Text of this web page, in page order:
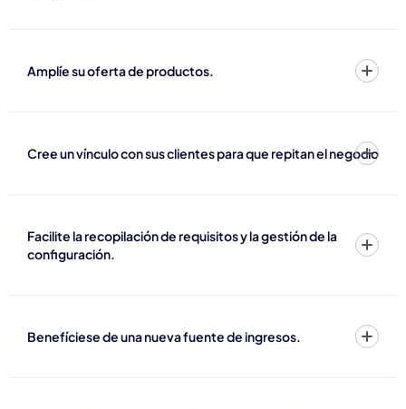
Amplíe su oferta de productos.
Cree un vínculo con sus clientes para que repitan el negocio
Facilite la recopilación de requisitos y la gestión de la
configuración.
Benefíciese de una nueva fuente de ingresos.